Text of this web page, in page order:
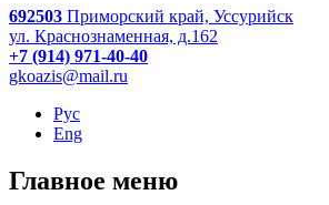
692503 Приморский край, Уссурийск
ул. Краснознаменная, д.162
+7 (914) 971-40-40
gkoazis@mail.ru
Рус
Eng
Главное меню